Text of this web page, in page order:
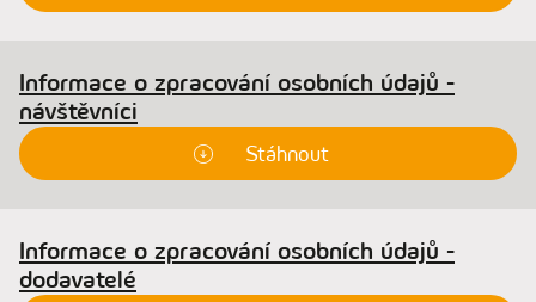
Informace o zpracování osobních údajů -
návštěvníci
Stáhnout
Informace o zpracování osobních údajů -
dodavatelé